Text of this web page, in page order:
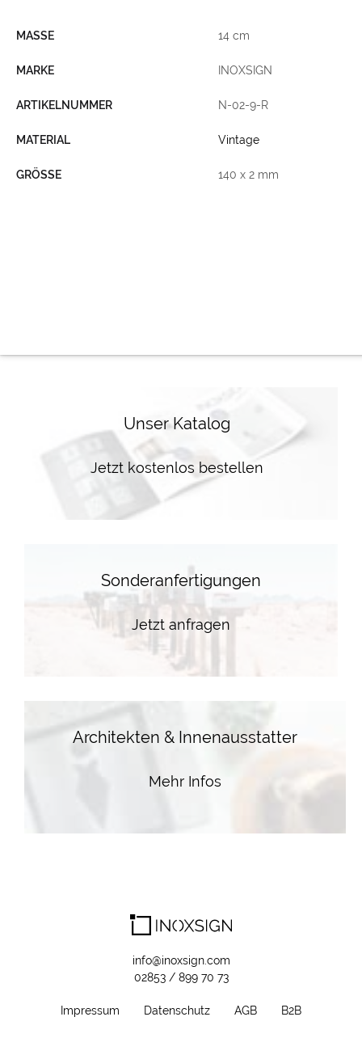
MASSE 14 cm
MARKE INOXSIGN
ARTIKELNUMMER N-02-9-R
MATERIAL Vintage
GRÖSSE 140 x 2 mm
Unser Katalog
Jetzt kostenlos bestellen
Sonderanfertigungen
Jetzt anfragen
Architekten & Innenausstatter
Mehr Infos
info@inoxsign.com
02853 / 899 70 73
Impressum Datenschutz AGB B2B